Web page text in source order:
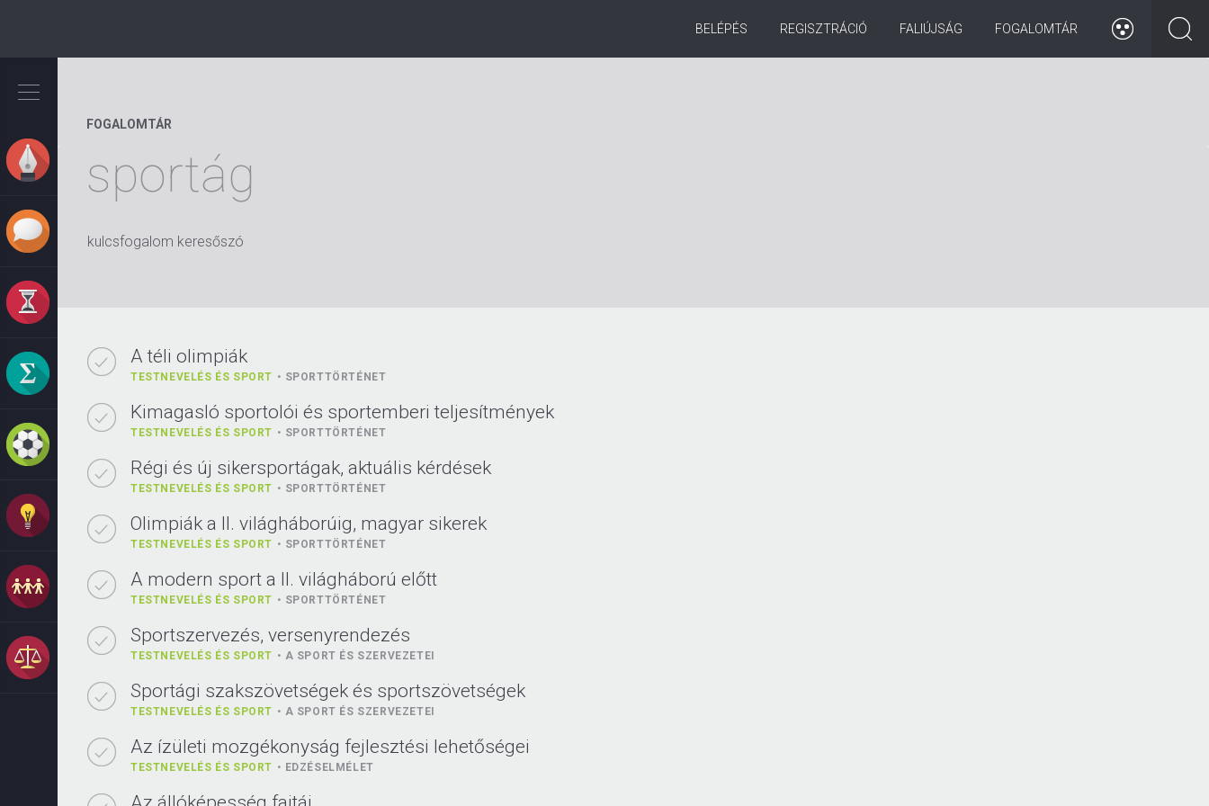
tartalomra
REGISZTRÁCIÓ FALIÚJSÁG FOGALOMTÁR
BELÉPÉS
FOGALOMTÁR
sportág
kulcsfogalom keresőszó
A téli olimpiák
TESTNEVELÉS ÉS SPORT SPORTTÖRTÉNET
Kimagasló sportolói és sportemberi teljesítmények
TESTNEVELÉS ÉS SPORT SPORTTÖRTÉNET
Régi és új sikersportágak, aktuális kérdések
TESTNEVELÉS ÉS SPORT SPORTTÖRTÉNET
Olimpiák a II. világháborúig, magyar sikerek
TESTNEVELÉS ÉS SPORT SPORTTÖRTÉNET
A modern sport a II. világháború előtt
TESTNEVELÉS ÉS SPORT SPORTTÖRTÉNET
Sportszervezés, versenyrendezés
TESTNEVELÉS ÉS SPORT A SPORT ÉS SZERVEZETEI
Sportági szakszövetségek és sportszövetségek
TESTNEVELÉS ÉS SPORT A SPORT ÉS SZERVEZETEI
Az ízületi mozgékonyság fejlesztési lehetőségei
TESTNEVELÉS ÉS SPORT EDZÉSELMÉLET